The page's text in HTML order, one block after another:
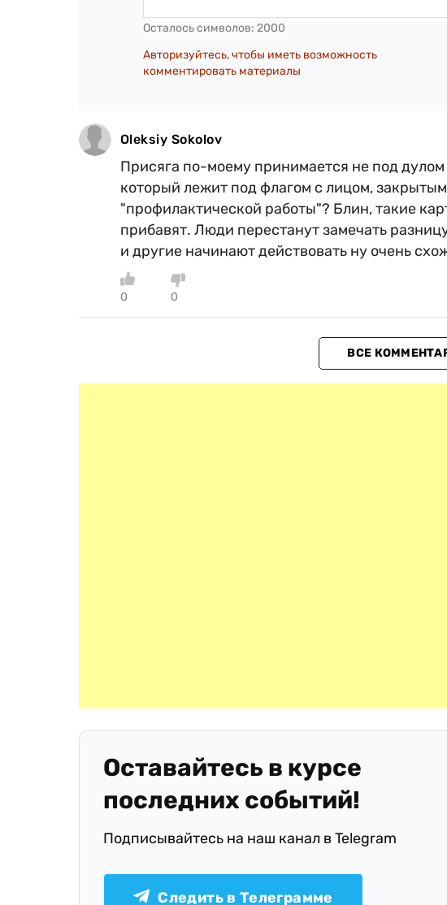
Осталось символов: 2000
Авторизуйтесь, чтобы иметь возможность
комментировать материалы
Oleksiy Sokolov
Присяга по-моему принимается не под дулом
который лежит под флагом с лицом,
"профилактической работы"? Блин, такие
прибавят. Люди перестанут замечать
и другие начинают действовать ну очень
0 0
ВСЕ
Оставайтесь в курсе
последних событий!
Подписывайтесь на наш канал в Telegram
Следить в Телеграмме